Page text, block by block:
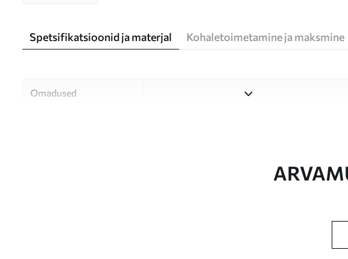
Spetsifikatsioonid ja materjal Kohaletoimetamine ja maksmine
Omadused
Pilt trükitakse teie määratud suuruses,